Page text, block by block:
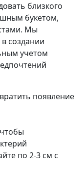
близкого
букетом,
Мы
создании
учетом
появление
по 2-3 см с